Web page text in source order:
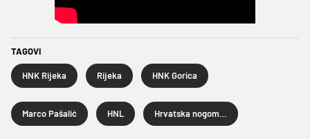
TAGOVI
HNK Rijeka Rijeka HNK Gorica
Marco Pašalić HNL